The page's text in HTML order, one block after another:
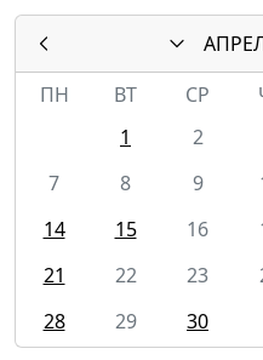
ПН
ВТ СР
1
2
7
8 9
14
15 16
21
22 23
28
29 30